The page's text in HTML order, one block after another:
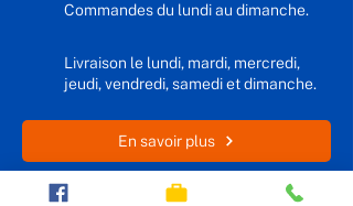
Commandes du lundi au dimanche.
Livraison le lundi, mardi, mercredi,
jeudi, vendredi, samedi et dimanche.
En savoir plus